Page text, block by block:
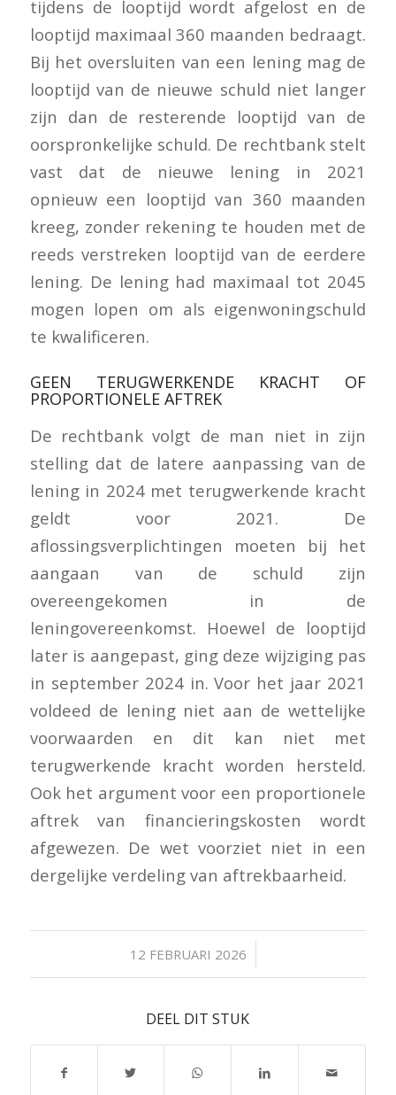
tijdens de looptijd wordt afgelost en de
looptijd maximaal 360 maanden bedraagt.
Bij het oversluiten van een lening mag de
looptijd van de nieuwe schuld niet langer
zijn dan de resterende looptijd van de
oorspronkelijke schuld. De rechtbank stelt
vast dat de nieuwe lening in 2021
opnieuw een looptijd van 360 maanden
kreeg, zonder rekening te houden met de
reeds verstreken looptijd van de eerdere
lening. De lening had maximaal tot 2045
mogen lopen om als eigenwoningschuld
te kwalificeren.
GEEN TERUGWERKENDE KRACHT OF
PROPORTIONELE AFTREK
De rechtbank volgt de man niet in zijn
stelling dat de latere aanpassing van de
lening in 2024 met terugwerkende kracht
geldt voor 2021. De
aflossingsverplichtingen moeten bij het
aangaan van de schuld zijn
overeengekomen in de
leningovereenkomst. Hoewel de looptijd
later is aangepast, ging deze wijziging pas
in september 2024 in. Voor het jaar 2021
voldeed de lening niet aan de wettelijke
voorwaarden en dit kan niet met
terugwerkende kracht worden hersteld.
Ook het argument voor een proportionele
aftrek van financieringskosten wordt
afgewezen. De wet voorziet niet in een
dergelijke verdeling van aftrekbaarheid.
12 FEBRUARI 2026
/
DEEL DIT STUK